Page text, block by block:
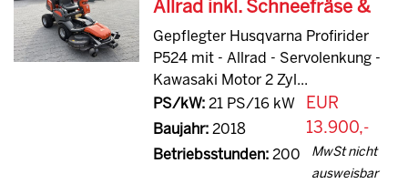
Allrad inkl. Schneefräse &
Gepflegter Husqvarna Profirider
P524 mit - Allrad - Servolenkung -
Kawasaki Motor 2 Zyl...
PS/kW:21 PS/16 kW
Baujahr:2018
Betriebsstunden:200
EUR
13.900,-
MwSt nicht
ausweisbar